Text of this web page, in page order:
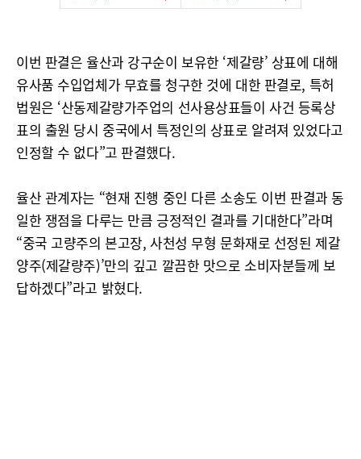
이번 판결은 율산과 강구순이 보유한 ‘제갈량’ 상표에 대해
유사품 수입업체가 무효를 청구한 것에 대한 판결로, 특허
법원은 ‘산동제갈량가주업의 선사용상표들이 사건 등록상
표의 출원 당시 중국에서 특정인의 상표로 알려져 있었다고
인정할 수 없다”고 판결했다.
율산 관계자는 “현재 진행 중인 다른 소송도 이번 판결과 동
일한 쟁점을 다루는 만큼 긍정적인 결과를 기대한다”라며
“중국 고량주의 본고장, 사천성 무형 문화재로 선정된 제갈
양주(제갈량주)’만의 깊고 깔끔한 맛으로 소비자분들께 보
답하겠다”라고 밝혔다.